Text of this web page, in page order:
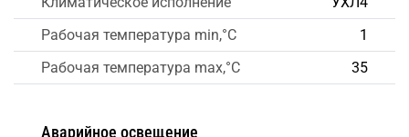
Рабочая температура min,°C
1
Рабочая температура max,°C
35
Аварийное освещение